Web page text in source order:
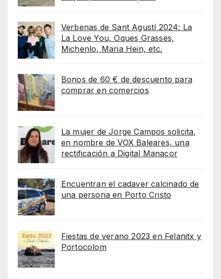
Verbenas de Sant Agustí 2024: La
La Love You, Oques Grasses,
Michenlo, Maria Hein, etc.
Bonos de 60 € de descuento para
comprar en comercios
La mujer de Jorge Campos solicita,
en nombre de VOX Baleares, una
rectificación a Digital Manacor
Encuentran el cadaver calcinado de
una persona en Porto Cristo
Fiestas de verano 2023 en Felanitx y
Portocolom